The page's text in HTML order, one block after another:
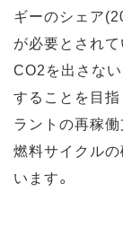
ギーのシェア
が必要とされ
CO2を出さな
することを目
ラントの再稼
燃料サイクル
います。